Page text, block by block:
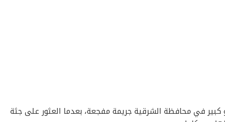
كبير في محافظة الشرقية جريمة مفجعة، بعدما العثور على جثة